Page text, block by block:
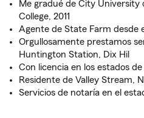
Me gradué de City University
College, 2011
Agente de State Farm desde
Orgullosamente prestamos
Huntington Station, Dix Hil
Con licencia en los estados de
Residente de Valley Stream,
Servicios de notaría en el